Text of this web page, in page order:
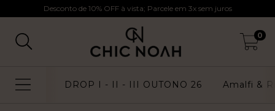
Desconto de 10% OFF à vista; Parcele em 3x sem juros
0
DROP I - II - III OUTONO 26 Amalfi &